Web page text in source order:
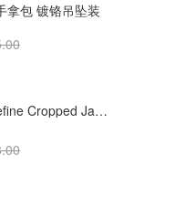
拿包 镀铬吊坠装
lululemon Define Cropped Jacket Nulu 短款夹克